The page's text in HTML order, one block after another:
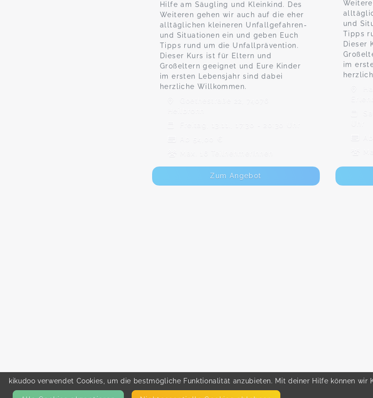
Hilfe am Säugling und Kleinkind. Des
Weiteren gehen wir auch auf die eher
alltäglichen kleineren Unfallgefahren-
und Situationen ein und geben Euch
Tipps rund um die Unfallprävention.
Dieser Kurs ist für Eltern und
Großeltern geeignet und Eure Kinder
im ersten Lebensjahr sind dabei
herzliche Willkommen.
Goethestraße 22, 74076
Heilbronn
Freitag, 13.11., 17:30 - 20:30 Uhr
Ab 54,00 €
Max. 16 TeilnehmerInnen
Zum Angebot
und
Tipps
Dieser
im
kikudoo verwendet Cookies, um die bestmögliche Funktionalität anzubieten. Mit deiner Hilfe können wir